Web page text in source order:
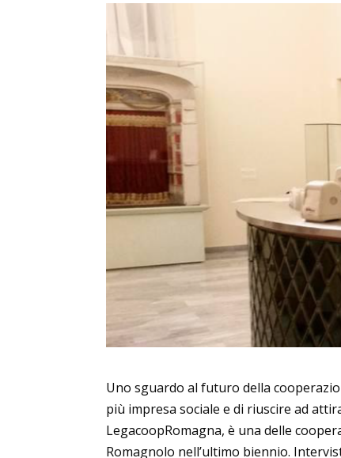
Uno sguardo al futuro della
più impresa sociale e di riuscire ad
LegacoopRomagna, è una delle
Romagnolo nell’ultimo biennio.